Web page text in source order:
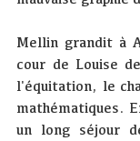
Mellin grandit à
cour de Louise
l'équitation, le
mathématiques.
un long séjour